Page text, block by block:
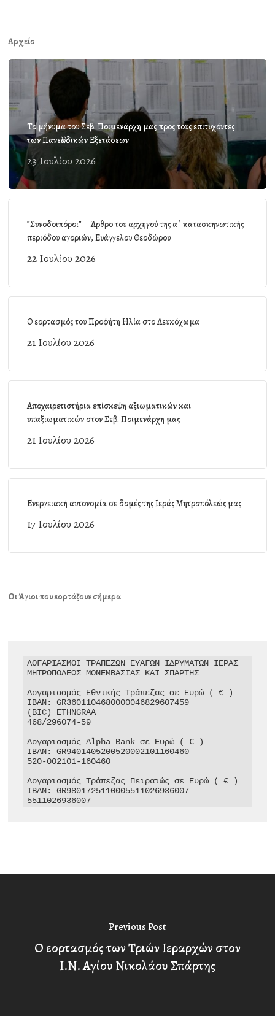
Αρχείο
Το μήνυμα του Σεβ. Ποιμενάρχη μας προς τους επιτυχόντες
των Πανελλαδικών Εξετάσεων
23 Ιουλίου 2026
”Συνοδοιπόροι” – Άρθρο του αρχηγού της α΄ κατασκηνωτικής
περιόδου αγοριών, Ευάγγελου Θεοδώρου
22 Ιουλίου 2026
Ο εορτασμός του Προφήτη Ηλία στο Λευκόχωμα
21 Ιουλίου 2026
Αποχαιρετιστήρια επίσκεψη αξιωματικών και
υπαξιωματικών στον Σεβ. Ποιμενάρχη μας
21 Ιουλίου 2026
Ενεργειακή αυτονομία σε δομές της Ιεράς Μητροπόλεώς μας
17 Ιουλίου 2026
Οι Άγιοι που εορτάζουν σήμερα
ΛΟΓΑΡΙΑΣΜΟΙ ΤΡΑΠΕΖΩΝ ΕΥΑΓΩΝ ΙΔΡΥΜΑΤΩΝ ΙΕΡΑΣ
ΜΗΤΡΟΠΟΛΕΩΣ ΜΟΝΕΜΒΑΣΙΑΣ ΚΑΙ ΣΠΑΡΤΗΣ
Λογαριασμός Εθνικής Τράπεζας σε Ευρώ ( € )
IBAN: GR3601104680000046829607459
(BIC) ETHNGRAA
468/296074-59
Λογαριασμός Alpha Bank σε Ευρώ ( € )
IBAN: GR9401405200520002101160460
520-002101-160460
Λογαριασμός Τράπεζας Πειραιώς σε Ευρώ ( € )
IBAN: GR9801725110005511026936007
5511026936007
Previous Post
Ο εορτασμός των Τριών Ιεραρχών στον
Ι.Ν. Αγίου Νικολάου Σπάρτης